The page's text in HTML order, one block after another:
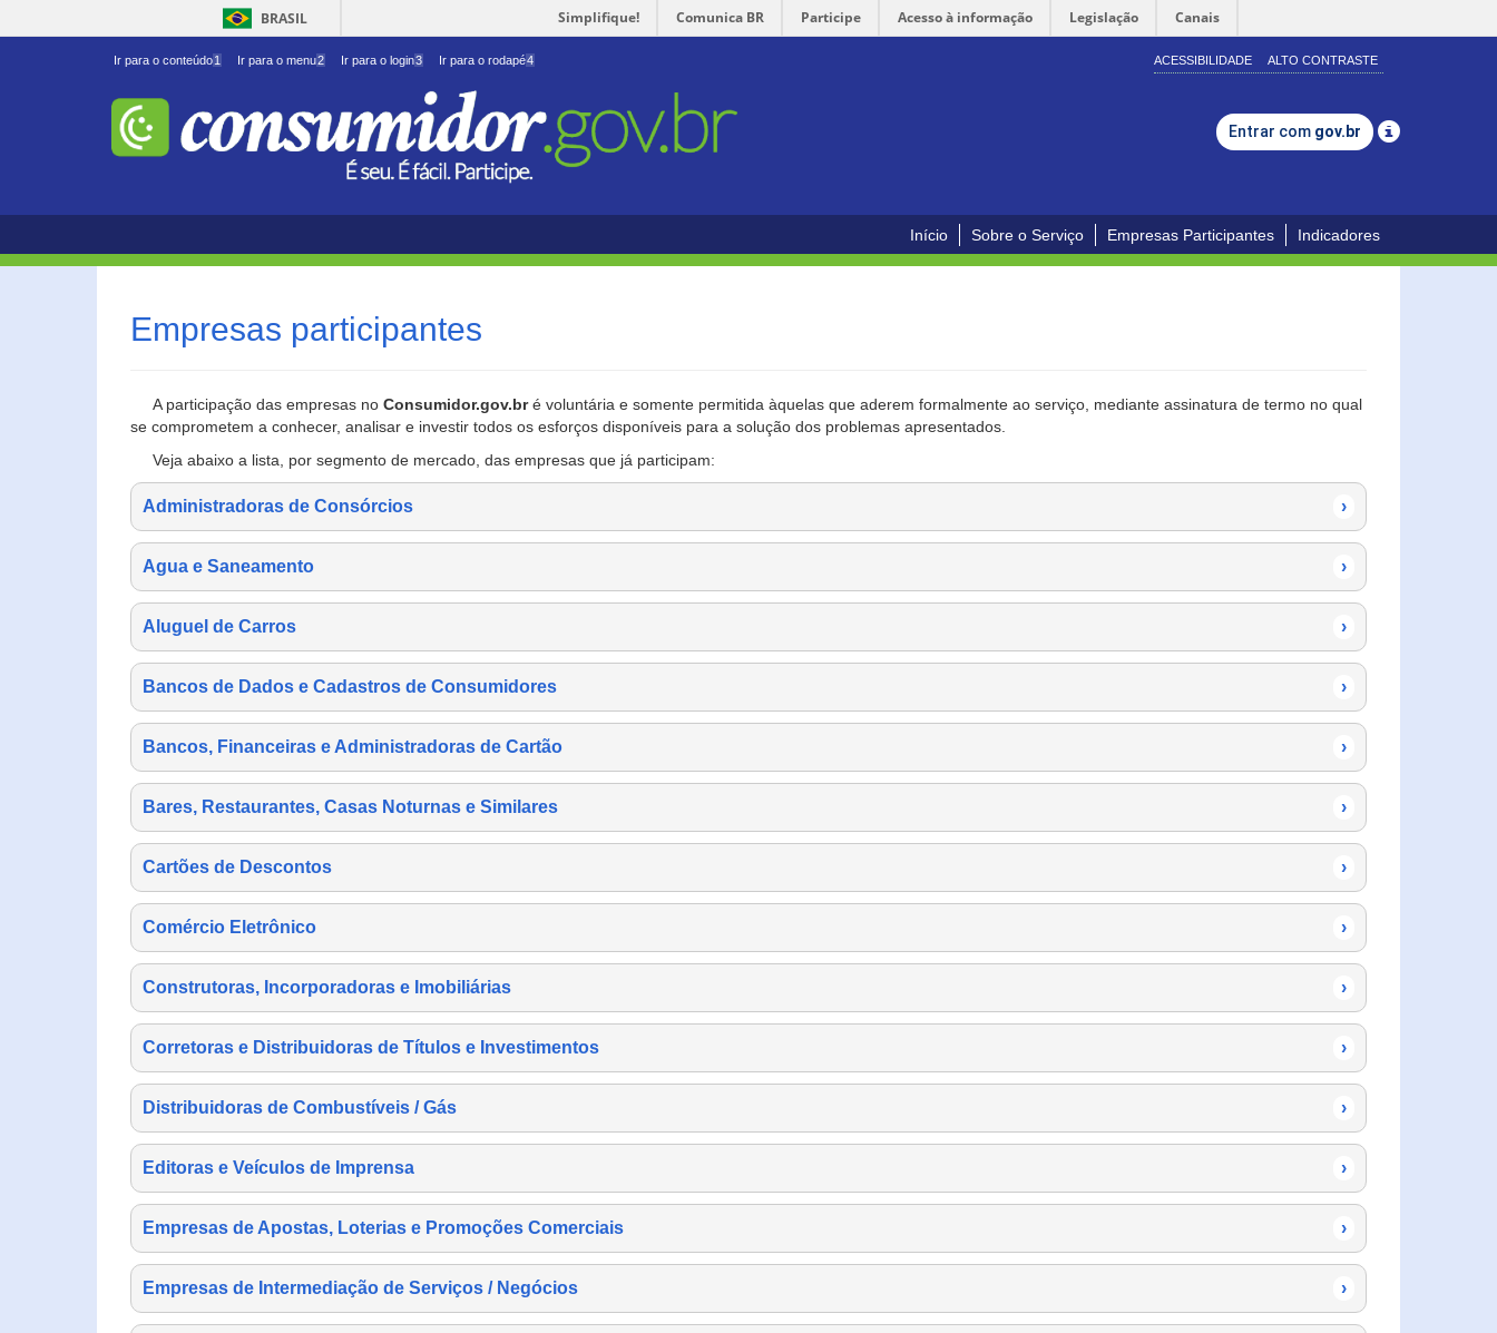
BRASIL Simplifique! Comunica BR Participe Acesso à informação Legislação Canais
Ir para o conteúdo1 Ir para o menu2 Ir para o login3 Ir para o rodapé4 ACESSIBILIDADE ALTO CONTRASTE
Entrar com gov.br
Início Sobre o Serviço Empresas Participantes Indicadores
Empresas participantes
A participação das empresas no Consumidor.gov.bré voluntária e somente permitida àquelas que aderem formalmente ao serviço, mediante assinatura de termo no qual
se comprometem a conhecer, analisar e investir todos os esforços disponíveis para a solução dos problemas apresentados.
Veja abaixo a lista, por segmento de mercado, das empresas que já participam:
Administradoras de Consórcios ›
Agua e Saneamento ›
Aluguel de Carros ›
Bancos de Dados e Cadastros de Consumidores ›
Bancos, Financeiras e Administradoras de Cartão ›
Bares, Restaurantes, Casas Noturnas e Similares ›
Cartões de Descontos ›
Comércio Eletrônico ›
Construtoras, Incorporadoras e Imobiliárias ›
Corretoras e Distribuidoras de Títulos e Investimentos ›
Distribuidoras de Combustíveis / Gás ›
Editoras e Veículos de Imprensa ›
Empresas de Apostas, Loterias e Promoções Comerciais ›
Empresas de Intermediação de Serviços / Negócios ›